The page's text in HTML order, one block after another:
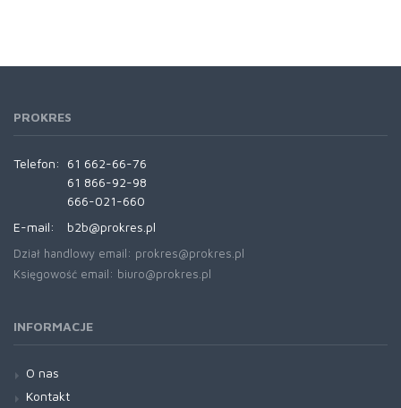
PROKRES
Telefon:
61 662-66-76
61 866-92-98
666-021-660
E-mail:
b2b@prokres.pl
Dział handlowy email: prokres@prokres.pl
Księgowość email: biuro@prokres.pl
INFORMACJE
O nas
Kontakt